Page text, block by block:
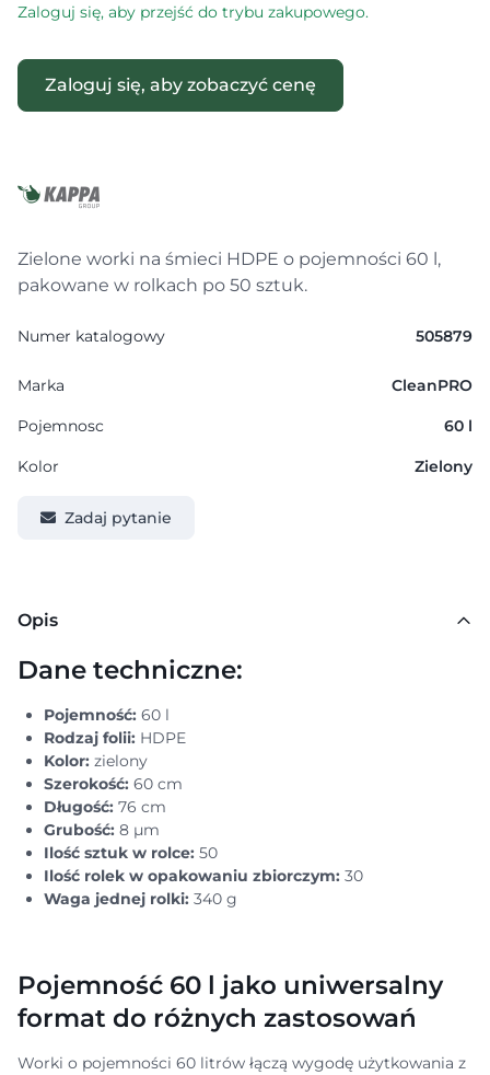
Zaloguj się, aby przejść do trybu zakupowego.
Zaloguj się, aby zobaczyć cenę
Zielone worki na śmieci HDPE o pojemności 60 l,
pakowane w rolkach po 50 sztuk.
Numer katalogowy 505879
Marka CleanPRO
Pojemnosc 60 l
Kolor Zielony
Zadaj pytanie
Opis
Dane techniczne:
Pojemność: 60 l
Rodzaj folii: HDPE
Kolor: zielony
Szerokość: 60 cm
Długość: 76 cm
Grubość: 8 μm
Ilość sztuk w rolce: 50
Ilość rolek w opakowaniu zbiorczym: 30
Waga jednej rolki: 340 g
Pojemność 60 l jako uniwersalny
format do różnych zastosowań
Worki o pojemności 60 litrów łączą wygodę użytkowania z